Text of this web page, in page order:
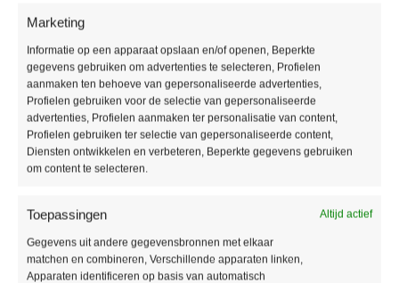
Marketing
Informatie op een apparaat opslaan en/of openen, Beperkte
gegevens gebruiken om advertenties te selecteren, Profielen
aanmaken ten behoeve van gepersonaliseerde advertenties,
Profielen gebruiken voor de selectie van gepersonaliseerde
advertenties, Profielen aanmaken ter personalisatie van content,
Profielen gebruiken ter selectie van gepersonaliseerde content,
Diensten ontwikkelen en verbeteren, Beperkte gegevens gebruiken
om content te selecteren.
Toepassingen Altijd actief
Gegevens uit andere gegevensbronnen met elkaar
matchen en combineren, Verschillende apparaten linken,
Apparaten identificeren op basis van automatisch
Gebruikersklasse:
Fabrieksgarantie:15 jaar
Vloerverwarming:Geschikt
Waterbestendig:Ja
Type / style:Stroken
Aanvullende informatie
MERK